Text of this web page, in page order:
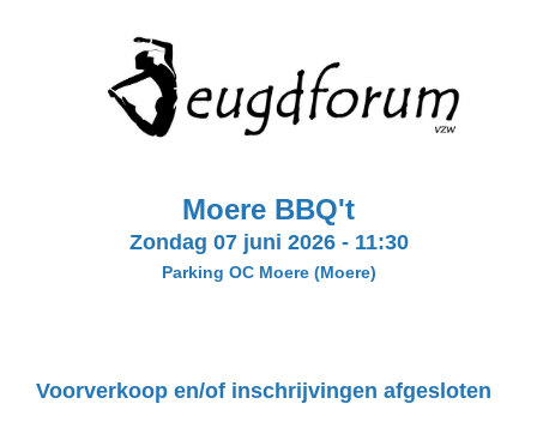
Moere BBQ't
Zondag 07 juni 2026 -11:30
Parking OC Moere (Moere)
Voorverkoop en/of inschrijvingen afgesloten